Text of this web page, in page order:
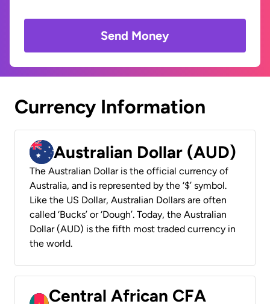
Send Money
Currency Information
Australian Dollar (AUD)
The Australian Dollar is the official currency of
Australia, and is represented by the ‘$’ symbol.
Like the US Dollar, Australian Dollars are often
called ‘Bucks’ or ‘Dough’. Today, the Australian
Dollar (AUD) is the fifth most traded currency in
the world.
Central African CFA